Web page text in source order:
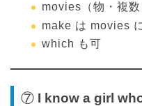
movies（物・複数
make は movies
which も可
⑦ I know a girl